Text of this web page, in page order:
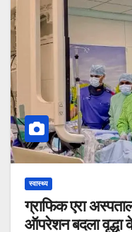
स्वास्थ्य
ग्राफिक एरा
ऑपरेशन बदला वृद्धा